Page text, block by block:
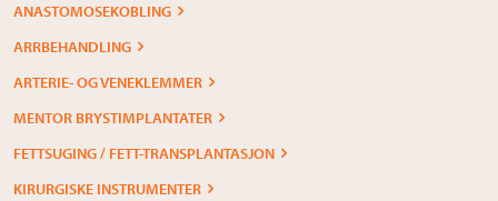
ANASTOMOSEKOBLING
ARRBEHANDLING
ARTERIE- OG VENEKLEMMER
MENTOR BRYSTIMPLANTATER
FETTSUGING / FETT-TRANSPLANTASJON
KIRURGISKE INSTRUMENTER